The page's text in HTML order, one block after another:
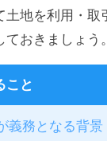
土地を利用・取
おきましょう。
こと
義務となる背景